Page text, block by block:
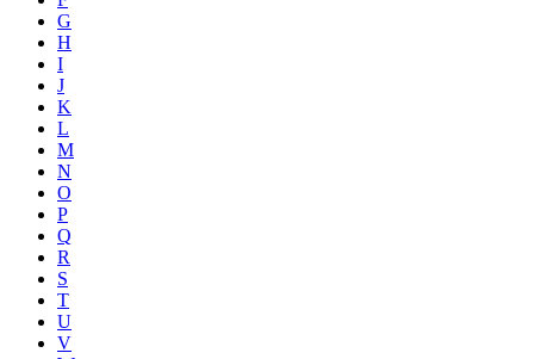
G
H
I
J
K
L
M
N
O
P
Q
R
S
T
U
V